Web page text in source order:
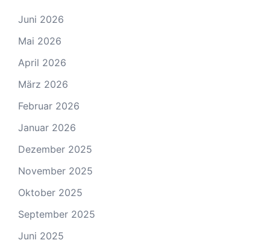
Juni 2026
Mai 2026
April 2026
März 2026
Februar 2026
Januar 2026
Dezember 2025
November 2025
Oktober 2025
September 2025
Juni 2025